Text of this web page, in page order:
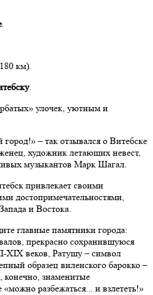
.
км).
.
улочек, уютным и
– так отзывался о Витебске
художник летающих невест,
музыкантов Марк Шагал.
привлекает своими
достопримечательностями,
и Востока.
главные памятники города:
прекрасно сохранившуюся
XIX веков, Ратушу – символ
образец виленского барокко –
конечно, знаменитые
разбежаться... и взлететь!»